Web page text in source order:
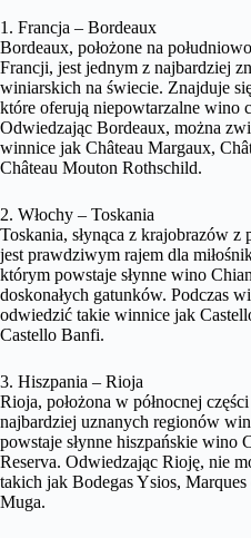
1. Francja – Bordeaux
Bordeaux, położone na
Francji, jest jednym z najbardziej
winiarskich na świecie. Znajduje
które oferują niepowtarzalne wino
Odwiedzając Bordeaux, można
winnice jak Château Margaux,
Château Mouton Rothschild.
2. Włochy – Toskania
Toskania, słynąca z krajobrazów
jest prawdziwym rajem dla
którym powstaje słynne wino
doskonałych gatunków. Podczas
odwiedzić takie winnice jak
Castello Banfi.
3. Hiszpania – Rioja
Rioja, położona w północnej
najbardziej uznanych regionów
powstaje słynne hiszpańskie wino
Reserva. Odwiedzając Rioję, nie
takich jak Bodegas Ysios,
Muga.